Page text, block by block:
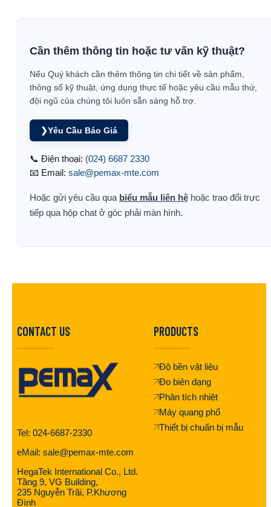
Cần thêm thông tin hoặc tư vấn kỹ thuật?
Nếu Quý khách cần thêm thông tin chi tiết về sản phẩm,
thông số kỹ thuật, ứng dụng thực tế hoặc yêu cầu mẫu thử,
đội ngũ của chúng tôi luôn sẵn sàng hỗ trợ.
❯Yêu Cầu Báo Giá
📞 Điện thoại: (024) 6687 2330
📧 Email: sale@pemax-mte.com
Hoặc gửi yêu cầu qua biểu mẫu liên hệ hoặc trao đổi trực
tiếp qua hộp chat ở góc phải màn hình.
CONTACT US
Tel: 024-6687-2330
eMail: sale@pemax-mte.com
HegaTek International Co., Ltd.
Tầng 9, VG Building,
235 Nguyễn Trãi, P.Khương
Đình
PRODUCTS
Độ bền vật liệu
Đo biên dạng
Phân tích nhiệt
Máy quang phổ
Thiết bị chuẩn bị mẫu